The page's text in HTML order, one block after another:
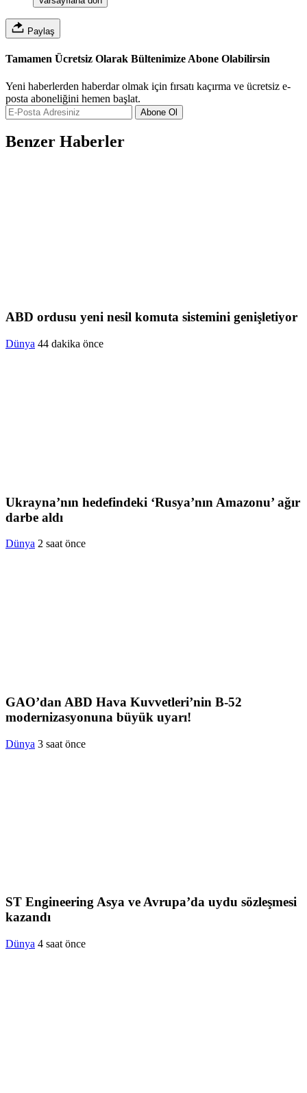
Paylaş
Tamamen Ücretsiz Olarak Bültenimize Abone Olabilirsin
Yeni haberlerden haberdar olmak için fırsatı kaçırma ve ücretsiz e-
posta aboneliğini hemen başlat.
Abone Ol
Benzer Haberler
ABD ordusu yeni nesil komuta sistemini genişletiyor
Dünya 44 dakika önce
Ukrayna’nın hedefindeki ‘Rusya’nın Amazonu’ ağır
darbe aldı
Dünya 2 saat önce
GAO’dan ABD Hava Kuvvetleri’nin B-52
modernizasyonuna büyük uyarı!
Dünya 3 saat önce
ST Engineering Asya ve Avrupa’da uydu sözleşmesi
kazandı
Dünya 4 saat önce